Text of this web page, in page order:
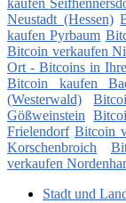
kaufen
Neustadt (Hessen)
kaufen Pyrbaum
Bitcoin verkaufen
Ort - Bitcoins in
Bitcoin kaufen
(Westerwald)
Gößweinstein
Frielendorf Bitcoin
Korschenbroich
verkaufen
Stadt und